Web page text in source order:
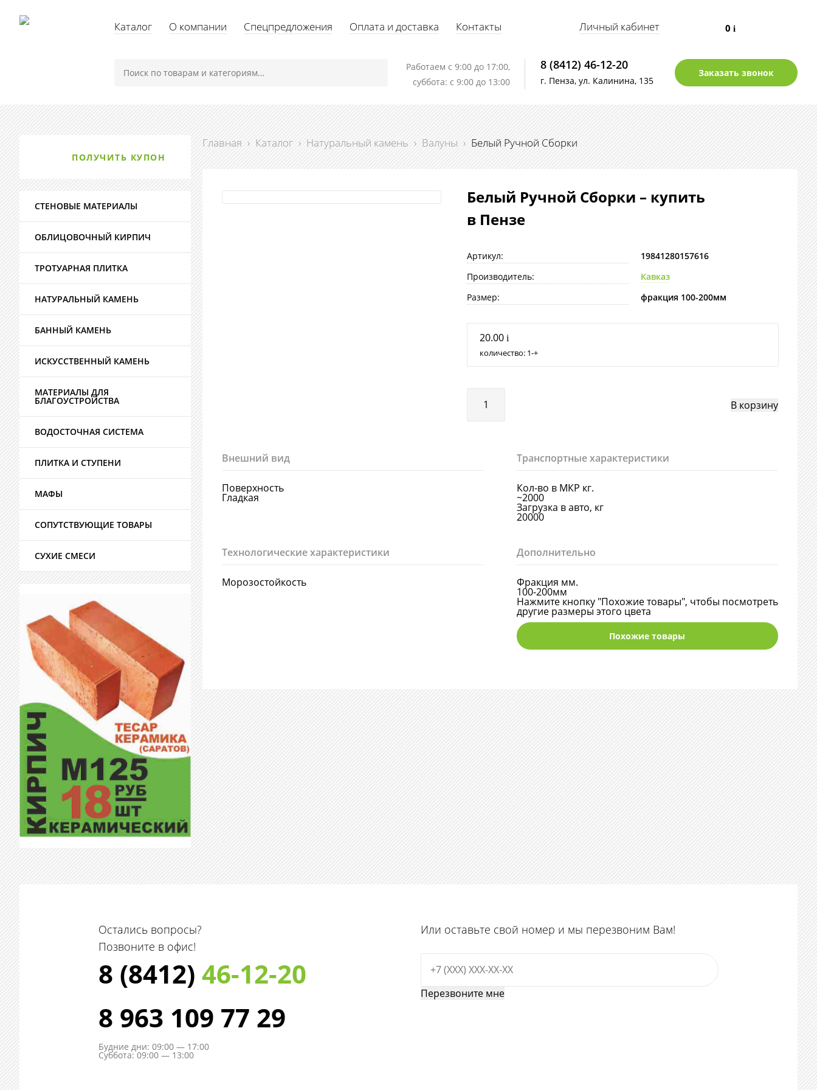
Каталог О компании Спецпредложения Оплата и доставка Контакты Личный кабинет 0i
Работаем c 9:00 до 17:00,
суббота: с 9:00 до 13:00
8 (8412) 46-12-20
г. Пенза, ул. Калинина, 135
Заказать звонок
Главная › Каталог › Натуральный камень › Валуны › Белый Ручной Сборки
Белый Ручной Сборки – купить
в Пензе
Артикул:
19841280157616
Производитель:
Кавказ
Размер:
фракция 100-200мм
20.00 i
количество: 1 +
Внешний вид
Поверхность
Гладкая
Транспортные характеристики
Кол-во в МКР кг.
~2000
Загрузка в авто, кг
20000
Технологические характеристики
Морозостойкость
Дополнительно
Фракция мм.
100-200мм
Нажмите кнопку "Похожие товары", чтобы посмотреть
другие размеры этого цвета
Похожие товары
ПОЛУЧИТЬ КУПОН
СТЕНОВЫЕ МАТЕРИАЛЫ
ОБЛИЦОВОЧНЫЙ КИРПИЧ
ТРОТУАРНАЯ ПЛИТКА
НАТУРАЛЬНЫЙ КАМЕНЬ
БАННЫЙ КАМЕНЬ
ИСКУССТВЕННЫЙ КАМЕНЬ
МАТЕРИАЛЫ ДЛЯ
БЛАГОУСТРОЙСТВА
ВОДОСТОЧНАЯ СИСТЕМА
ПЛИТКА И СТУПЕНИ
МАФЫ
СОПУТСТВУЮЩИЕ ТОВАРЫ
СУХИЕ СМЕСИ
Остались вопросы?
Позвоните в офис!
8 (8412) 46-12-20
8 963 109 77 29
Будние дни: 09:00 — 17:00
Суббота: 09:00 — 13:00
Или оставьте свой номер и мы перезвоним Вам!